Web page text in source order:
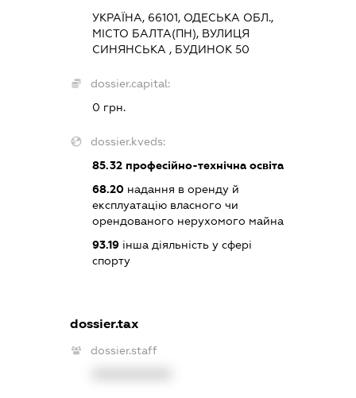
УКРАЇНА, 66101, ОДЕСЬКА ОБЛ.,
МІСТО БАЛТА(ПН), ВУЛИЦЯ
СИНЯНСЬКА , БУДИНОК 50
dossier.capital:
0 грн.
dossier.kveds:
85.32професійно-технічна освіта
68.20надання в оренду й
експлуатацію власного чи
орендованого нерухомого майна
93.19інша діяльність у сфері
спорту
dossier.tax
dossier.staff